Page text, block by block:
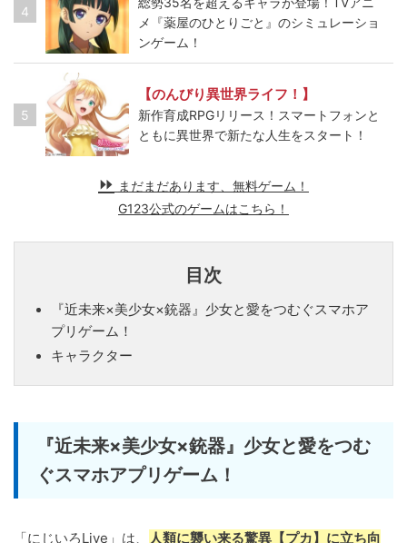
4
メ『薬屋のひとりごと』のシミュレーショ
ンゲーム！
5
【のんびり異世界ライフ！】
新作育成RPGリリース！スマートフォンと
ともに異世界で新たな人生をスタート！
まだまだあります、無料ゲーム！
G123公式のゲームはこちら！
目次
『近未来×美少女×銃器』少女と愛をつむぐスマホア
プリゲーム！
キャラクター
『近未来×美少女×銃器』少女と愛をつむ
ぐスマホアプリゲーム！
「にじいろLive」は、 人類に襲い来る驚異【プカ】に立ち向